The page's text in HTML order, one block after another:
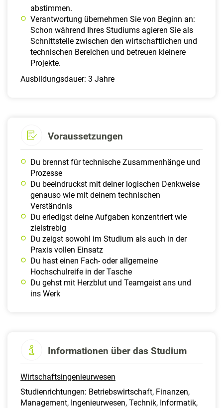
abstimmen.
Verantwortung übernehmen Sie von Beginn an:
Schon während Ihres Studiums agieren Sie als
Schnittstelle zwischen den wirtschaftlichen und
technischen Bereichen und betreuen kleinere
Projekte.
Ausbildungsdauer: 3 Jahre
Voraussetzungen
Du brennst für technische Zusammenhänge und
Prozesse
Du beeindruckst mit deiner logischen Denkweise
genauso wie mit deinem technischen
Verständnis
Du erledigst deine Aufgaben konzentriert wie
zielstrebig
Du zeigst sowohl im Studium als auch in der
Praxis vollen Einsatz
Du hast einen Fach- oder allgemeine
Hochschulreife in der Tasche
Du gehst mit Herzblut und Teamgeist ans und
ins Werk
Informationen über das Studium
Wirtschaftsingenieurwesen
Studienrichtungen: Betriebswirtschaft, Finanzen,
Management, Ingenieurwesen, Technik, Informatik,